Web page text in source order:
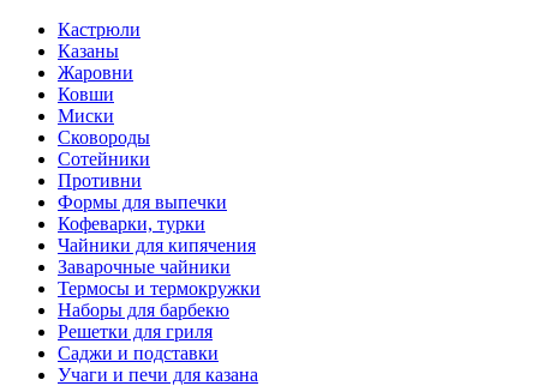
Кастрюли
Казаны
Жаровни
Ковши
Миски
Сковороды
Сотейники
Противни
Формы для выпечки
Кофеварки, турки
Чайники для кипячения
Заварочные чайники
Термосы и термокружки
Наборы для барбекю
Решетки для гриля
Саджи и подставки
Учаги и печи для казана